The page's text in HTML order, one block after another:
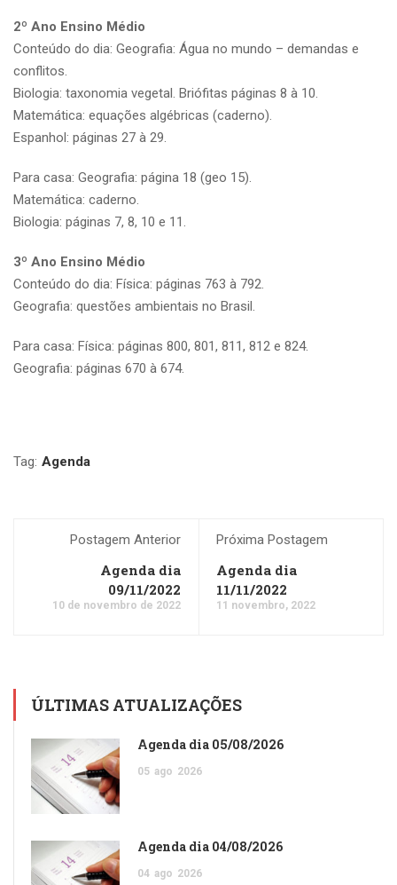
2º Ano Ensino Médio
Conteúdo do dia: Geografia: Água no mundo – demandas e
conflitos.
Biologia: taxonomia vegetal. Briófitas páginas 8 à 10.
Matemática: equações algébricas (caderno).
Espanhol: páginas 27 à 29.
Para casa: Geografia: página 18 (geo 15).
Matemática: caderno.
Biologia: páginas 7, 8, 10 e 11.
3º Ano Ensino Médio
Conteúdo do dia: Física: páginas 763 à 792.
Geografia: questões ambientais no Brasil.
Para casa: Física: páginas 800, 801, 811, 812 e 824.
Geografia: páginas 670 à 674.
Tag: Agenda
Postagem Anterior
Agenda dia
09/11/2022
10 de novembro de 2022
Próxima Postagem
Agenda dia
11/11/2022
11 novembro, 2022
ÚLTIMAS ATUALIZAÇÕES
Agenda dia 05/08/2026
05 ago 2026
Agenda dia 04/08/2026
04 ago 2026